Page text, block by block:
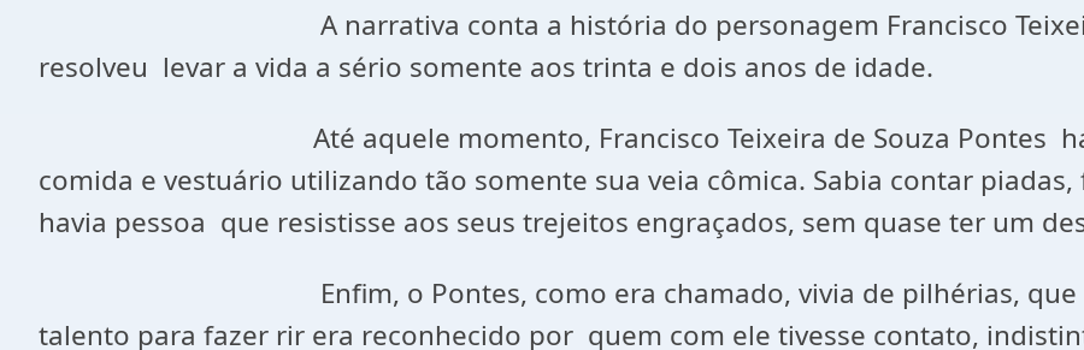
A narrativa conta a história do personagem Francisco Teixeira
resolveu levar a vida a sério somente aos trinta e dois anos de idade.
Até aquele momento, Francisco Teixeira de Souza Pontes havia
comida e vestuário utilizando tão somente sua veia cômica. Sabia contar
havia pessoa que resistisse aos seus trejeitos engraçados, sem quase ter um
Enfim, o Pontes, como era chamado, vivia de pilhérias, que
talento para fazer rir era reconhecido por quem com ele tivesse contato,